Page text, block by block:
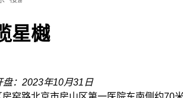
星樾
盘：2023年10月31日